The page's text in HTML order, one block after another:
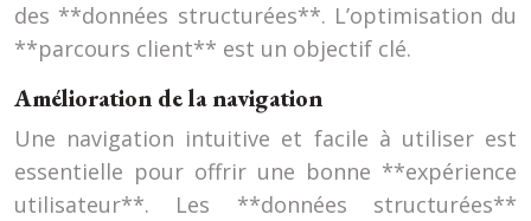
des **données structurées**. L’optimisation du
**parcours client** est un objectif clé.
Amélioration de la navigation
Une navigation intuitive et facile à utiliser est
essentielle pour offrir une bonne **expérience
utilisateur**. Les **données structurées**